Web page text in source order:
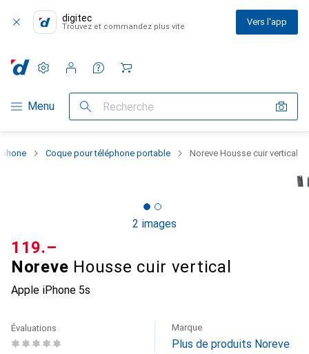
digitec
Trouvez et commandez plus vite Vers l'app
Navigation par catégorie
Menu Recherche
Paramètres
Compte client
Listes de comparaison
Listes d'envies
Panier
Coque pour téléphone portable Noreve Housse cuir vertical
2 images
Noreve Housse cuir vertical
Apple iPhone 5s
CHF
119.–
Évaluations Marque
Plus de produits Noreve